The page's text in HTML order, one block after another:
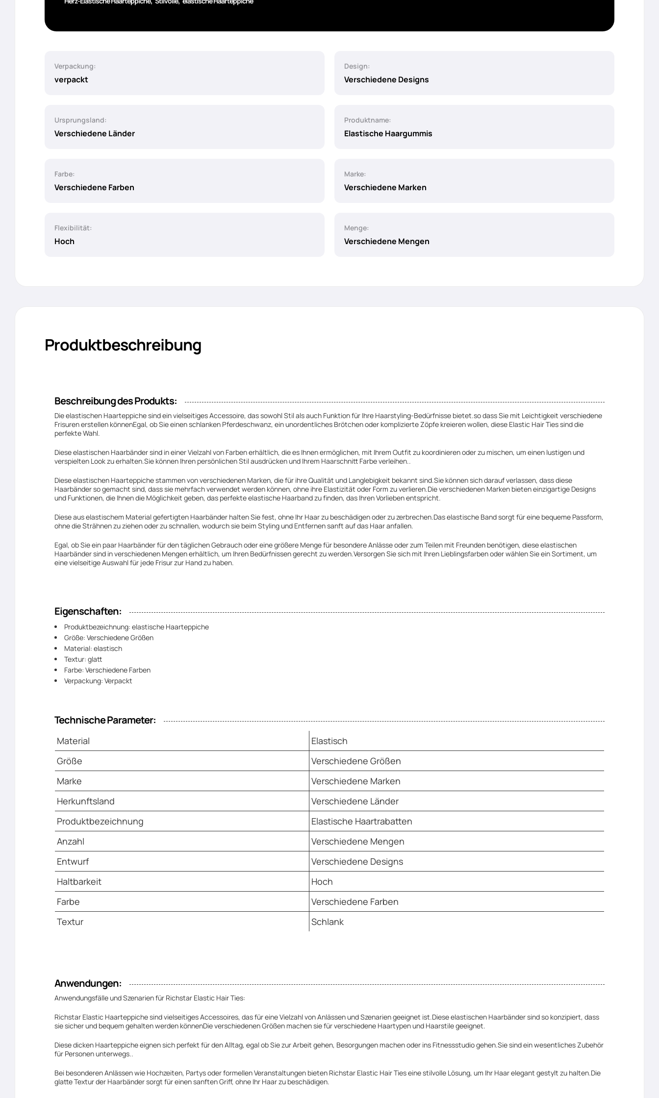
Verpackung:
verpackt
Design:
Verschiedene Designs
Ursprungsland:
Verschiedene Länder
Produktname:
Elastische Haargummis
Farbe:
Verschiedene Farben
Marke:
Verschiedene Marken
Flexibilität:
Hoch
Menge:
Verschiedene Mengen
Produktbeschreibung
Beschreibung des Produkts:
Die elastischen Haarteppiche sind ein vielseitiges Accessoire, das sowohl Stil als auch Funktion für Ihre Haarstyling-Bedürfnisse bietet.so dass Sie mit Leichtigkeit verschiedene
Frisuren erstellen könnenEgal, ob Sie einen schlanken Pferdeschwanz, ein unordentliches Brötchen oder komplizierte Zöpfe kreieren wollen, diese Elastic Hair Ties sind die
perfekte Wahl.
Diese elastischen Haarbänder sind in einer Vielzahl von Farben erhältlich, die es Ihnen ermöglichen, mit Ihrem Outfit zu koordinieren oder zu mischen, um einen lustigen und
verspielten Look zu erhalten.Sie können Ihren persönlichen Stil ausdrücken und Ihrem Haarschnitt Farbe verleihen..
Diese elastischen Haarteppiche stammen von verschiedenen Marken, die für ihre Qualität und Langlebigkeit bekannt sind.Sie können sich darauf verlassen, dass diese
Haarbänder so gemacht sind, dass sie mehrfach verwendet werden können, ohne ihre Elastizität oder Form zu verlieren.Die verschiedenen Marken bieten einzigartige Designs
und Funktionen, die Ihnen die Möglichkeit geben, das perfekte elastische Haarband zu finden, das Ihren Vorlieben entspricht.
Diese aus elastischem Material gefertigten Haarbänder halten Sie fest, ohne Ihr Haar zu beschädigen oder zu zerbrechen.Das elastische Band sorgt für eine bequeme Passform,
ohne die Strähnen zu ziehen oder zu schnallen, wodurch sie beim Styling und Entfernen sanft auf das Haar anfallen.
Egal, ob Sie ein paar Haarbänder für den täglichen Gebrauch oder eine größere Menge für besondere Anlässe oder zum Teilen mit Freunden benötigen, diese elastischen
Haarbänder sind in verschiedenen Mengen erhältlich, um Ihren Bedürfnissen gerecht zu werden.Versorgen Sie sich mit Ihren Lieblingsfarben oder wählen Sie ein Sortiment, um
eine vielseitige Auswahl für jede Frisur zur Hand zu haben.
Eigenschaften:
Produktbezeichnung: elastische Haarteppiche
Größe: Verschiedene Größen
Material: elastisch
Textur: glatt
Farbe: Verschiedene Farben
Verpackung: Verpackt
Technische Parameter:
Material
Elastisch
Größe
Verschiedene Größen
Marke
Verschiedene Marken
Herkunftsland
Verschiedene Länder
Produktbezeichnung
Elastische Haartrabatten
Anzahl
Verschiedene Mengen
Entwurf
Verschiedene Designs
Haltbarkeit
Hoch
Farbe
Verschiedene Farben
Textur
Schlank
Anwendungen:
Anwendungsfälle und Szenarien für Richstar Elastic Hair Ties:
Richstar Elastic Haarteppiche sind vielseitiges Accessoires, das für eine Vielzahl von Anlässen und Szenarien geeignet ist.Diese elastischen Haarbänder sind so konzipiert, dass
sie sicher und bequem gehalten werden könnenDie verschiedenen Größen machen sie für verschiedene Haartypen und Haarstile geeignet.
Diese dicken Haarteppiche eignen sich perfekt für den Alltag, egal ob Sie zur Arbeit gehen, Besorgungen machen oder ins Fitnessstudio gehen.Sie sind ein wesentliches Zubehör
für Personen unterwegs..
Bei besonderen Anlässen wie Hochzeiten, Partys oder formellen Veranstaltungen bieten Richstar Elastic Hair Ties eine stilvolle Lösung, um Ihr Haar elegant gestylt zu halten.Die
glatte Textur der Haarbänder sorgt für einen sanften Griff, ohne Ihr Haar zu beschädigen.